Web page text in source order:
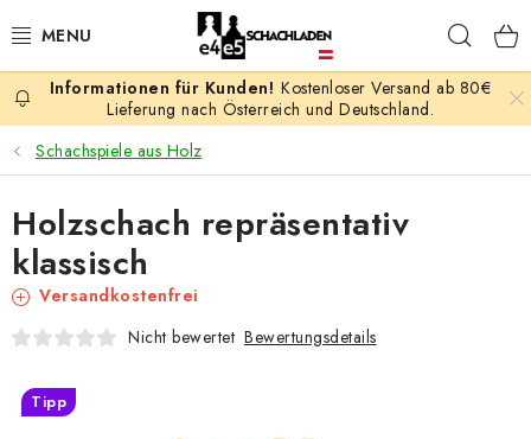
Inhalt
AKTION
SCHACHSPIELE
SCHACHFIGUREN
SCHACHBRETTER
SCHACHUHREN
SCHACHBÜCHER
Kostenloser Versand ab 80€
Lieferung nach Österreich und Deutschland.
Schachspiele aus Holz
Holzschach repräsentativ
klassisch
Versandkostenfrei
Nicht bewertet Bewertungsdetails
Tipp